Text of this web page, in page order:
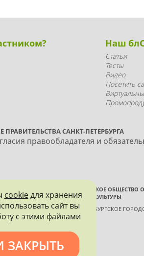
Наш
Статьи
Тесты
Видео
Посетить
САНКТ-ПЕТЕРБУРГА
правообладателя и
ВСЕРОССИЙСКОЕ ОБЩЕСТВО
ИСТОРИИ И КУЛЬТУРЫ
САНКТ-ПЕТЕРБУРГСКОЕ
cookieдля хранения
сайт вы
с этими файлами
ЗАКРЫТЬ